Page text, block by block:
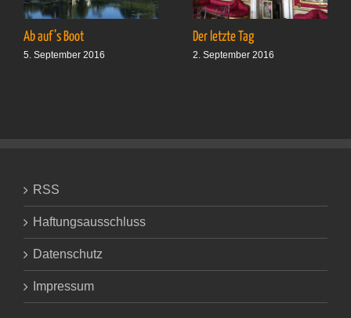
Ab auf’s Boot
5. September 2016
Der letzte Tag
2. September 2016
RSS
Haftungsausschluss
Datenschutz
Impressum